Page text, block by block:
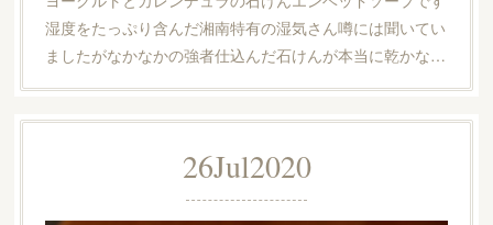
湿度をたっぷり含んだ湘南特有の湿気さん噂には聞いてい
ましたがなかなかの強者仕込んだ石けんが本当に乾かな…
26Jul2020